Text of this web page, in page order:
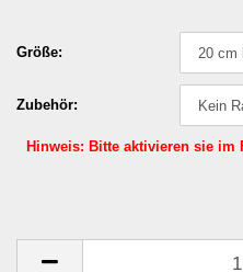
Größe:
Zubehör:
Hinweis: Bitte aktivieren sie im